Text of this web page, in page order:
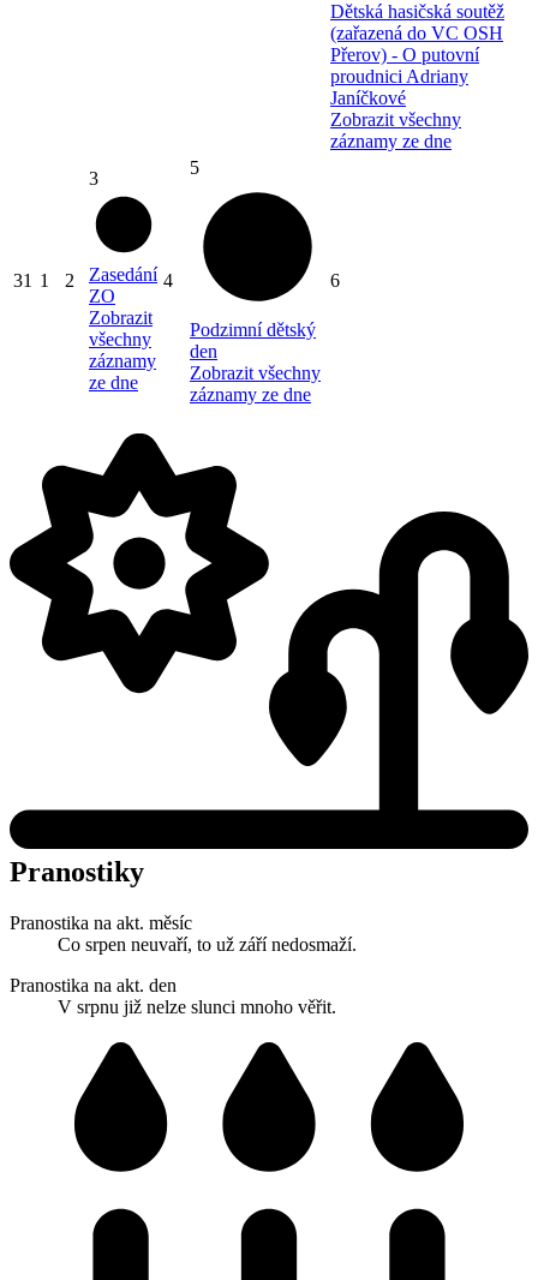
Dětská hasičská soutěž
(zařazená do VC OSH
Přerov) - O putovní
proudnici Adriany
Janíčkové
Zobrazit všechny
záznamy ze dne
31 1 2
3
Zasedání
ZO
Zobrazit
všechny
záznamy
ze dne
4
5
Podzimní dětský
den
Zobrazit všechny
záznamy ze dne
6
Pranostiky
Pranostika na akt. měsíc
Co srpen neuvaří, to už září nedosmaží.
Pranostika na akt. den
V srpnu již nelze slunci mnoho věřit.